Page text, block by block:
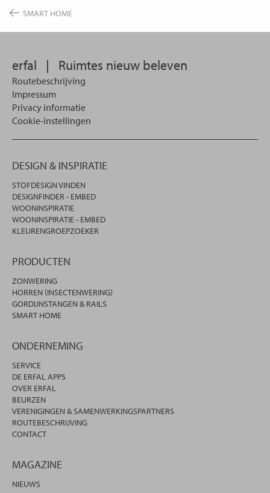
SMART HOME
erfal | Ruimtes nieuw beleven
Routebeschrijving
Impressum
Privacy informatie
Cookie-instellingen
DESIGN & INSPIRATIE
STOFDESIGN VINDEN
DESIGNFINDER - EMBED
WOONINSPIRATIE
WOONINSPIRATIE - EMBED
KLEURENGROEPZOEKER
PRODUCTEN
ZONWERING
HORREN (INSECTENWERING)
GORDIJNSTANGEN & RAILS
SMART HOME
ONDERNEMING
SERVICE
DE ERFAL APPS
OVER ERFAL
BEURZEN
VERENIGINGEN & SAMENWERKINGSPARTNERS
ROUTEBESCHRIJVING
CONTACT
MAGAZINE
NIEUWS